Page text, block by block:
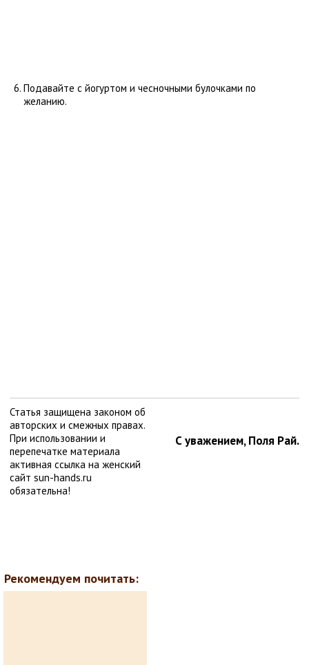
Подавайте с йогуртом и чесночными булочками по
желанию.
Статья защищена законом об
авторских и смежных правах.
При использовании и
перепечатке материала
активная ссылка на женский
сайт sun-hands.ru
обязательна!
С уважением, Поля Рай.
Рекомендуем почитать: